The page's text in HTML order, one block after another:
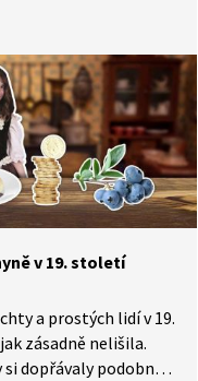
Ludvíka.
v 19. století
a prostých lidí v 19.
zásadně nelišila.
si dopřávaly podobná